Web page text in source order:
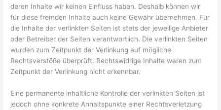
deren Inhalte wir keinen Einfluss haben. Deshalb können wir
für diese fremden Inhalte auch keine Gewähr übernehmen. Für
die Inhalte der verlinkten Seiten ist stets der jeweilige Anbieter
oder Betreiber der Seiten verantwortlich. Die verlinkten Seiten
wurden zum Zeitpunkt der Verlinkung auf mögliche
Rechtsverstöße überprüft. Rechtswidrige Inhalte waren zum
Zeitpunkt der Verlinkung nicht erkennbar.
Eine permanente inhaltliche Kontrolle der verlinkten Seiten ist
jedoch ohne konkrete Anhaltspunkte einer Rechtsverletzung